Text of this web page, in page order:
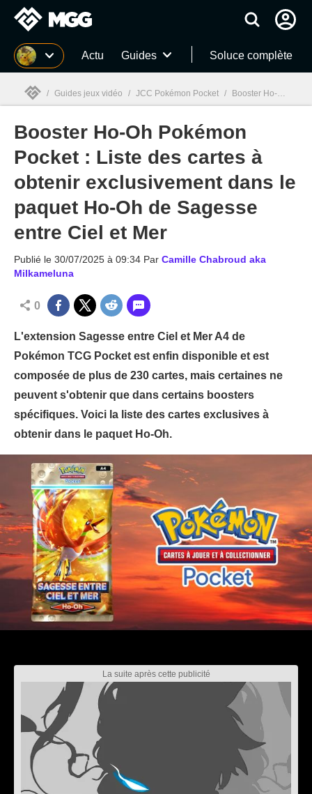
MGG Actu Guides Soluce complète
MGG
/ Guides jeux vidéo / JCC Pokémon Pocket / Booster Ho-Oh Pokémon Pocket : Liste des cartes à obtenir exclusivement dans le paquet Ho-Oh de Sagesse entre Ciel et Mer
Booster Ho-Oh Pokémon
Pocket : Liste des cartes à
obtenir exclusivement dans le
paquet Ho-Oh de Sagesse
entre Ciel et Mer
Publié le 30/07/2025 à 09:34 Par Camille Chabroud aka
Milkameluna
0
L'extension Sagesse entre Ciel et Mer A4 de
Pokémon TCG Pocket est enfin disponible et est
composée de plus de 230 cartes, mais certaines ne
peuvent s'obtenir que dans certains boosters
spécifiques. Voici la liste des cartes exclusives à
obtenir dans le paquet Ho-Oh.